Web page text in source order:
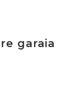
garaia